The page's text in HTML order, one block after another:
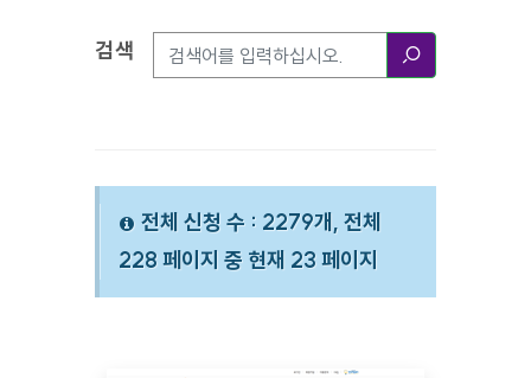
검색옵션
검색
전체 신청 수 : 2279개, 전체
228 페이지 중 현재 23 페이지